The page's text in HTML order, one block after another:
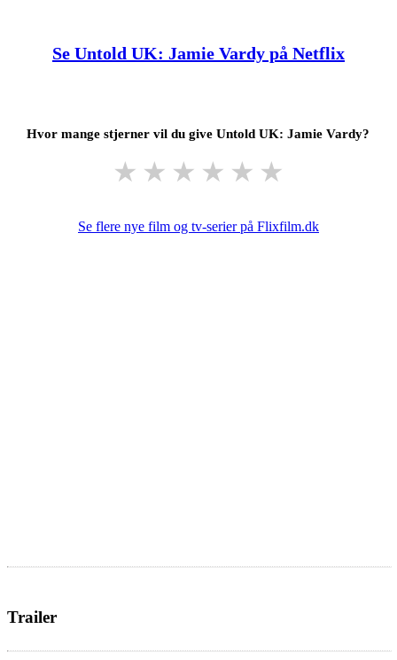
Se Untold UK: Jamie Vardy på Netflix
Hvor mange stjerner vil du give Untold UK: Jamie Vardy?
★ ★ ★ ★ ★ ★
Se flere nye film og tv-serier på Flixfilm.dk
Trailer